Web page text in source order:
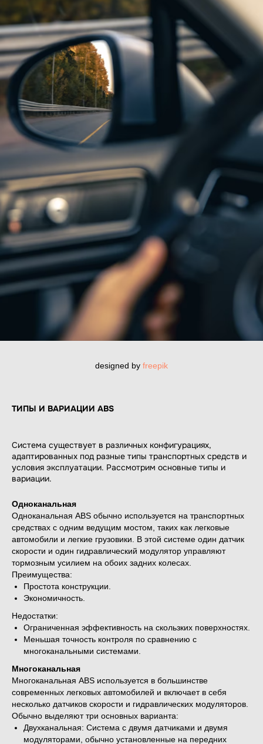
designed by freepik
ТИПЫ И ВАРИАЦИИ ABS
Система существует в различных конфигурациях,
адаптированных под разные типы транспортных средств и
условия эксплуатации. Рассмотрим основные типы и
вариации.
Одноканальная
Одноканальная ABS обычно используется на транспортных
средствах с одним ведущим мостом, таких как легковые
автомобили и легкие грузовики. В этой системе один датчик
скорости и один гидравлический модулятор управляют
тормозным усилием на обоих задних колесах.
Преимущества:
Простота конструкции.
Экономичность.
Недостатки:
Ограниченная эффективность на скользких поверхностях.
Меньшая точность контроля по сравнению с
многоканальными системами.
Многоканальная
Многоканальная ABS используется в большинстве
современных легковых автомобилей и включает в себя
несколько датчиков скорости и гидравлических модуляторов.
Обычно выделяют три основных варианта:
Двухканальная: Система с двумя датчиками и двумя
модуляторами, обычно установленные на передних